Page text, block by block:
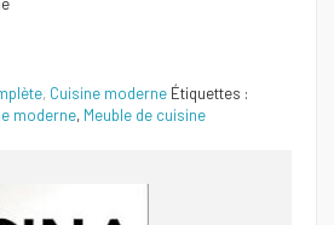
, Cuisine moderne Étiquettes :
moderne, Meuble de cuisine